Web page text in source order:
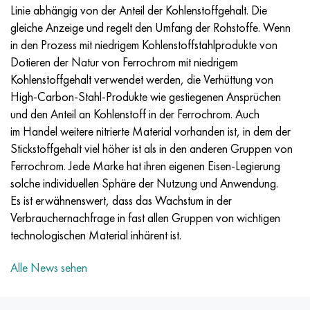
Linie abhängig von der Anteil der Kohlenstoffgehalt. Die
gleiche Anzeige und regelt den Umfang der Rohstoffe. Wenn
in den Prozess mit niedrigem Kohlenstoffstahlprodukte von
Dotieren der Natur von Ferrochrom mit niedrigem
Kohlenstoffgehalt verwendet werden, die Verhüttung von
High-Carbon-Stahl-Produkte wie gestiegenen Ansprüchen
und den Anteil an Kohlenstoff in der Ferrochrom. Auch
im Handel weitere nitrierte Material vorhanden ist, in dem der
Stickstoffgehalt viel höher ist als in den anderen Gruppen von
Ferrochrom. Jede Marke hat ihren eigenen Eisen-Legierung
solche individuellen Sphäre der Nutzung und Anwendung.
Es ist erwähnenswert, dass das Wachstum in der
Verbrauchernachfrage in fast allen Gruppen von wichtigen
technologischen Material inhärent ist.
Alle News sehen
Incotherm
Incotest
Jethete M152
Kobalt 6B
Martensitaushärtung 250
Renee 41
Martensitaushärtung 300
Martensitaushärtung 350
47ND
47NHR
49KF
49K2F/49K2FA-VI
50H
50NP
50NHS
HN62VMYUT
HN62MVKYU
HN63MB
HN65VM
HN65VMTYU
HN67MVTYU
HN68VKTYU
HN68VMTYUK-VD
VT-35
PT-1M
PT-3V
PT-7M
2V
SPT-2 Schweißdraht
AT3
1.4466 - aisi 310MoLn
Legierung Al6xn
15-7Ph® - 1.4532
PH 13-8 Mo - 1.4534
1.4542 - 17-4Ph®.
Custom 455® - 1.4543 - uns s45500
1.4545 - 15-5Ph®
1.4548 - 17-4Ph®.
10H17N13М3Т
10H18N18YU4D
11H11N2V2МF
12H18N9Т
13H11N2V2МF
15H11MF
15H12VNMF
15H12N2МVFAB
2.0872, CuNi10Fe1Mn, Cw352h
Silicium-Aluminium-Bronze
CW301G, C64200
Siliciumbronze
C65500, CuAl11Fe3
C65620, CuSi3Fe2Zn3
C65100, CuSi1,5
Zinn-Blei-Bronze
Rotmessing
C84400, CuSn2ZnPb
C83600, CuSn5ZnPb
45G2, 45g2, aisi 1144
Baustahl legiert
10g2, 10g2, aisi 1513
12X2H4A,15NiCr13, 1.5752
АS14, 11SMnPb30
20G, 20mn5
20HN3А, aisi 4320, 20hn3a
20HМ, 24CrMo5, 20hm
R6M5, 1.3343, hs6-5-2, sw7m
R6M5K5, 1.3243, hs6-5-2-5
R6М5F3, 1.3344, hs6-5-3
R9М4К8,1.3207
R12F3, 1.3318, sw12
R18, 1.3355, hs18-0-1, sw18
Kohlenstoffstahl
U10,1.1645, C105W1